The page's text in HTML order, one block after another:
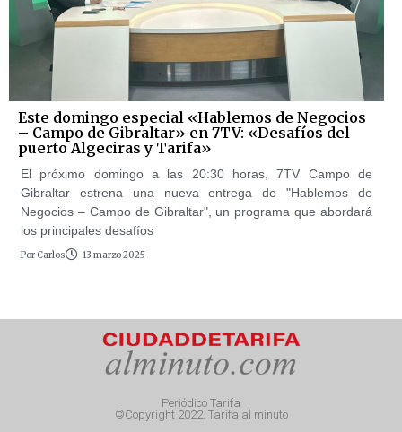
Este domingo especial «Hablemos de Negocios
– Campo de Gibraltar» en 7TV: «Desafíos del
puerto Algeciras y Tarifa»
El próximo domingo a las 20:30 horas, 7TV Campo de
Gibraltar estrena una nueva entrega de "Hablemos de
Negocios – Campo de Gibraltar", un programa que abordará
los principales desafíos
Por Carlos 13 marzo 2025
Periódico Tarifa
©Copyright 2022. Tarifa al minuto